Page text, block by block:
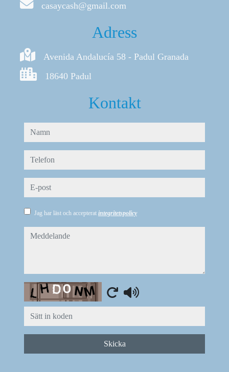
casaycash@gmail.com
Adress
Avenida Andalucía 58 - Padul Granada
18640 Padul
Kontakt
namn
telefon
e-post
Jag har läst och accepterat integritetspolicy
meddelande
Captcha
Skicka